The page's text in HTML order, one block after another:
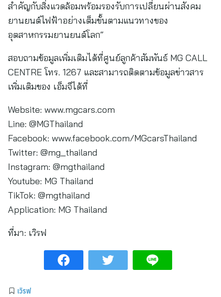
สำคัญกับสิ่งแวดล้อมพร้อมรองรับการเปลี่ยนผ่านสังคม
ยานยนต์ไฟฟ้าอย่างเต็มขั้นตามแนวทางของ
อุตสาหกรรมยานยนต์โลก”
สอบถามข้อมูลเพิ่มเติมได้ที่ศูนย์ลูกค้าสัมพันธ์ MG CALL
CENTRE โทร. 1267 และสามารถติดตามข้อมูลข่าวสาร
เพิ่มเติมของ เอ็มจีได้ที่
Website: www.mgcars.com
Line: @MGThailand
Facebook: www.facebook.com/MGcarsThailand
Twitter: @mg_thailand
Instagram: @mgthailand
Youtube: MG Thailand
TikTok: @mgthailand
Application: MG Thailand
ที่มา: เวิรฟ
เวิรฟ